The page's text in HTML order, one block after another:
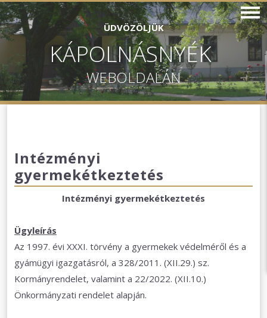
ÜDVÖZÖLJÜK
KÁPOLNÁSNYÉK
WEBOLDALÁN
Intézményi
gyermekétkeztetés
Intézményi gyermekétkeztetés
Ügyleírás
Az 1997. évi XXXI. törvény a gyermekek védelméről és a
gyámügyi igazgatásról, a 328/2011. (XII.29.) sz.
Kormányrendelet, valamint a 22/2022. (XII.10.)
Önkormányzati rendelet alapján.